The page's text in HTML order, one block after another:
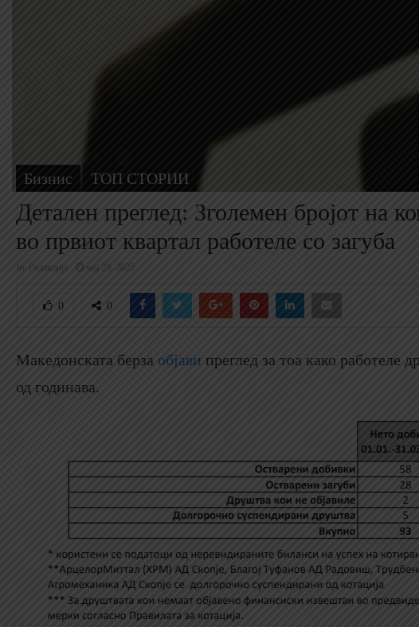
Бизнис ТОП СТОРИИ
Детален преглед: Зголемен бројот на
во првиот квартал работеле со загуба
by Редакција мај 20, 2025
0 0
Македонската берза објави преглед за тоа како работеле
од годинава.